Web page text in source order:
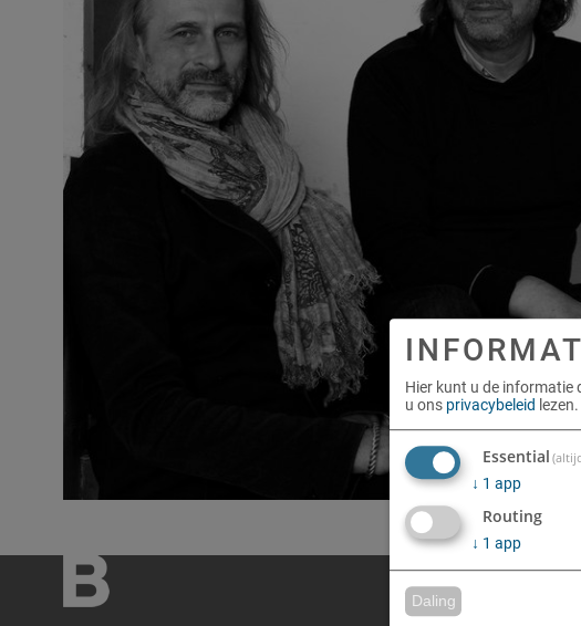
Hier kunt u de informatie
u ons privacybeleid lezen.
Essential
↓ 1 app
Routing
↓ 1 app
Daling